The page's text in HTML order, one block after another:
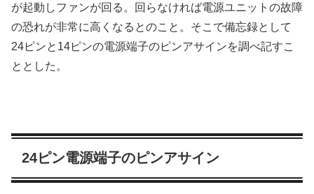
が起動しファンが回る。回らなければ電源ユニットの故障
の恐れが非常に高くなるとのこと。そこで備忘録として
24ピンと14ピンの電源端子のピンアサインを調べ記すこ
ととした。
24ピン電源端子のピンアサイン